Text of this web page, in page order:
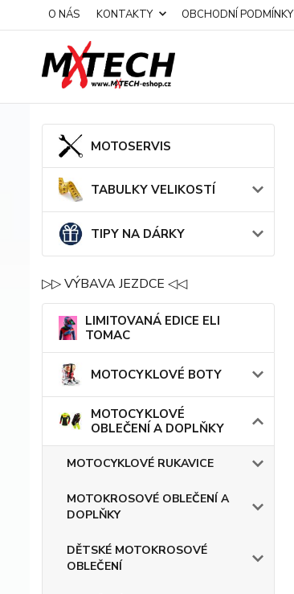
O NÁS KONTAKTY OBCHODNÍ PODMÍNKY
MOTOSERVIS
TABULKY VELIKOSTÍ
TIPY NA DÁRKY
▷▷ VÝBAVA JEZDCE ◁◁
LIMITOVANÁ EDICE ELI
TOMAC
MOTOCYKLOVÉ BOTY
MOTOCYKLOVÉ
OBLEČENÍ A DOPLŇKY
MOTOCYKLOVÉ RUKAVICE
MOTOKROSOVÉ OBLEČENÍ A
DOPLŇKY
DĚTSKÉ MOTOKROSOVÉ
OBLEČENÍ